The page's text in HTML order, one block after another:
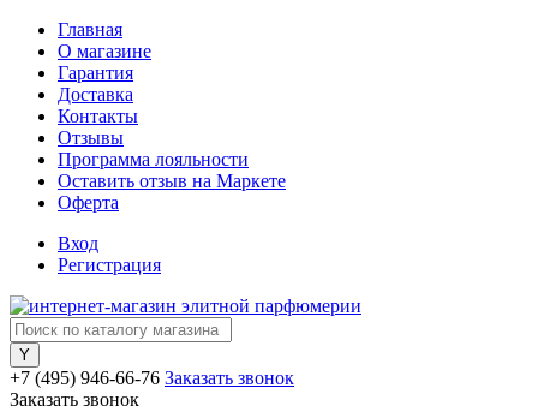
Главная
О магазине
Гарантия
Доставка
Контакты
Отзывы
Программа лояльности
Оставить отзыв на Маркете
Оферта
Вход
Регистрация
+7 (495) 946-66-76 Заказать звонок
Заказать звонок